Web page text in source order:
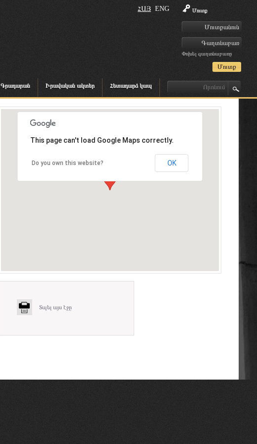
Մուտք
Փոխել գաղտնաբառը
ՀԱՅ ENG
Գրադարան Իրավական ակտեր Հետադարձ կապ
This page can't load Google Maps correctly.
Do you own this website? OK
Տպել այս էջը